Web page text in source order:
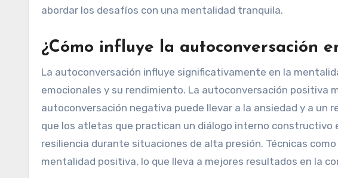
abordar los desafíos con una mentalidad tranquila.
¿Cómo influye la autoconversación
La autoconversación influye significativamente en la
emocionales y su rendimiento. La autoconversación positiva
autoconversación negativa puede llevar a la ansiedad y a un
que los atletas que practican un diálogo interno constructivo
resiliencia durante situaciones de alta presión. Técnicas
mentalidad positiva, lo que lleva a mejores resultados en la